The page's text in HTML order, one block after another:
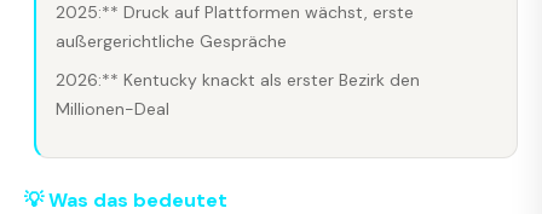
2025:** Druck auf Plattformen wächst, erste
außergerichtliche Gespräche
2026:** Kentucky knackt als erster Bezirk den
Millionen-Deal
💡 Was das bedeutet